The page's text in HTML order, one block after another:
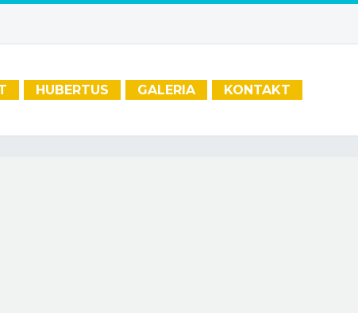
HUBERTUS GALERIA KONTAKT